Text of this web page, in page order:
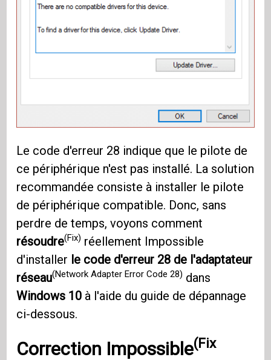
Le code d'erreur 28 indique que le pilote de
ce périphérique n'est pas installé. La solution
recommandée consiste à installer le pilote
de périphérique compatible. Donc, sans
perdre de temps, voyons comment
résoudre(Fix) réellement Impossible
d'installer le code d'erreur 28 de l'adaptateur
réseau(Network Adapter Error Code 28) dans
Windows 10 à l'aide du guide de dépannage
ci-dessous.
Correction Impossible(Fix